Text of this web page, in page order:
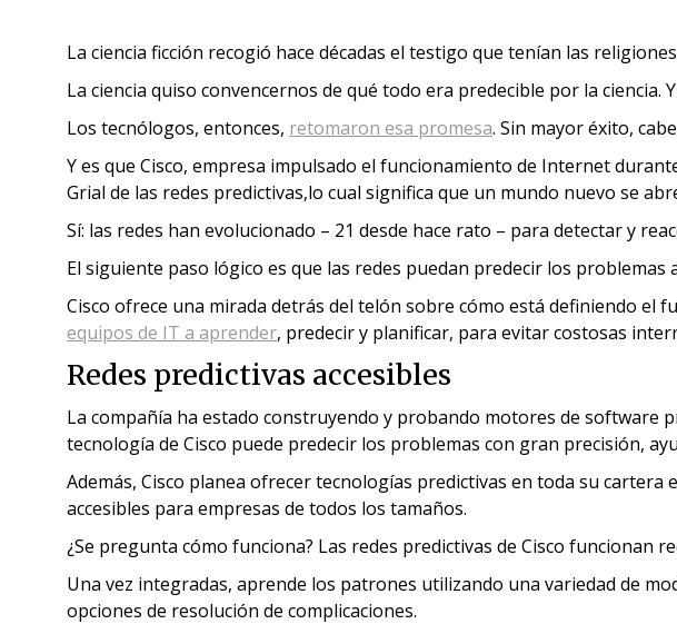
La ciencia ficción recogió hace décadas el testigo que tenían las
La ciencia quiso convencernos de qué todo era predecible por la
Los tecnólogos, entonces, retomaron esa promesa. Sin mayor éxito,
Y es que Cisco, empresa impulsado el funcionamiento de Internet
Grial de las redes predictivas,lo cual significa que un mundo nuevo se
Sí: las redes han evolucionado – 21 desde hace rato – para detectar y
El siguiente paso lógico es que las redes puedan predecir los
Cisco ofrece una mirada detrás del telón sobre cómo está definiendo el
equipos de IT a aprender, predecir y planificar, para evitar costosas
Redes predictivas accesibles
La compañía ha estado construyendo y probando motores de software
tecnología de Cisco puede predecir los problemas con gran precisión,
Además, Cisco planea ofrecer tecnologías predictivas en toda su cartera
accesibles para empresas de todos los tamaños.
¿Se pregunta cómo funciona? Las redes predictivas de Cisco funcionan
Una vez integradas, aprende los patrones utilizando una variedad de
opciones de resolución de complicaciones.